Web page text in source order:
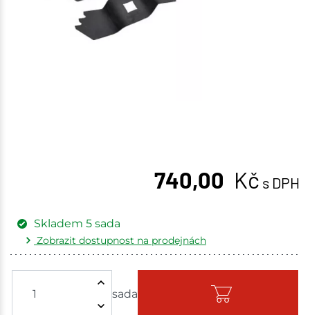
740,00 Kč s DPH
sada
Skladem 5 sada
Zobrazit dostupnost na prodejnách
Skladem - ihned k odeslání